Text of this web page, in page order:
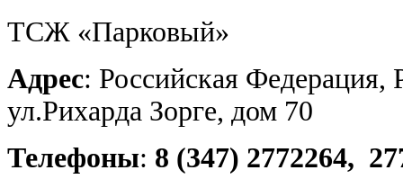
ТСЖ «Парковый»
Адрес: Российская Федерация,
ул.Рихарда Зорге, дом 70
Телефоны: 8 (347) 2772264,